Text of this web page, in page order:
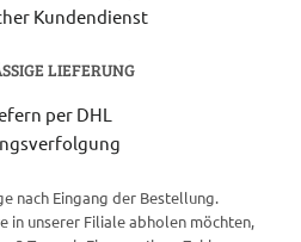
Kundendienst
LIEFERUNG
per DHL
nach Eingang der Bestellung.
in unserer Filiale abholen möchten,